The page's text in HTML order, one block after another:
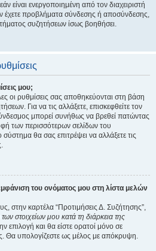
ενεργοποιημένη από τον διαχειριστή
έχετε προβλήματα σύνδεσης ή αποσύνδεσης,
συζητήσεων ίσως βοηθήσει.
μου;
οι ρυθμίσεις σας αποθηκεύονται στη βάση
Για να τις αλλάξετε, επισκεφθείτε τον
μπορεί συνήθως να βρεθεί πατώντας
των περισσότερων σελίδων του
θα σας επιτρέψει να αλλάξετε τις
του ονόματος μου στη λίστα μελών
στην καρτέλα “Προτιμήσεις Δ. Συζήτησης”,
στοιχείων μου κατά τη διάρκεια της
επιλογή και θα είστε ορατοί μόνο σε
Θα υπολογίζεστε ως μέλος με απόκρυψη.